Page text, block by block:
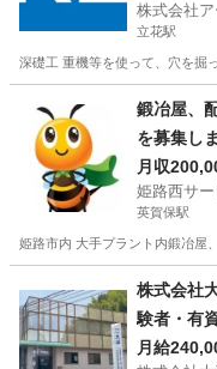
株式会社
立花駅
深礎工 重機等を使って、穴を掘
立花駅
鍛冶屋、
を募集し
月収
姫路西サー
英賀保駅
姫路市内 大手プラント内鍛冶屋
英賀保駅
鳶職 鍛冶屋
株式会社
験者・有
月給